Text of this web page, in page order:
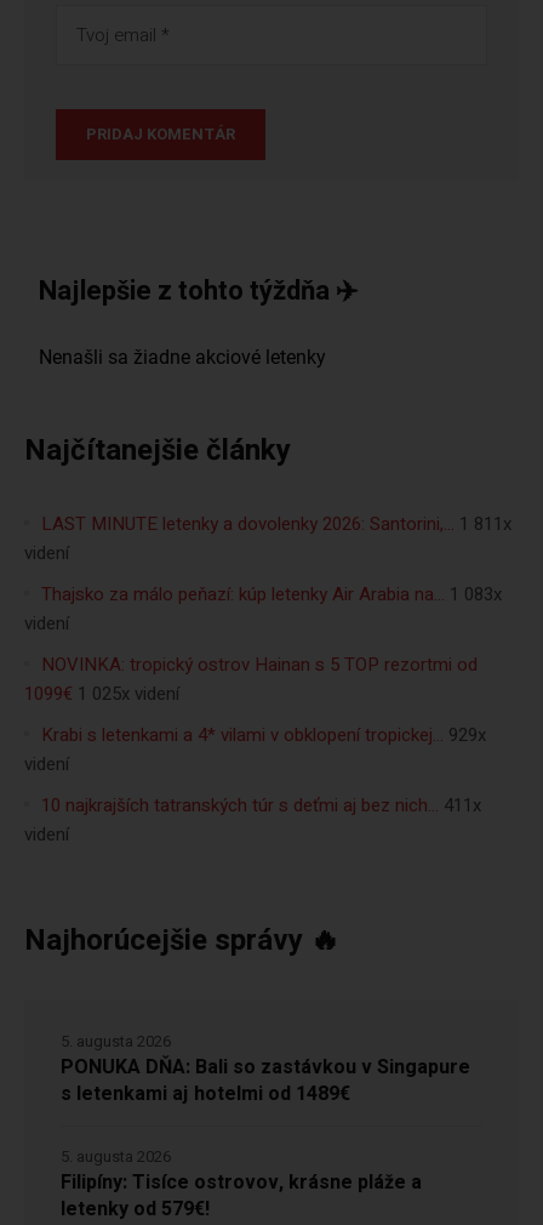
Najlepšie z tohto týždňa ✈️
Najčítanejšie články
LAST MINUTE letenky a dovolenky 2026: Santorini,… 1 811x
videní
Thajsko za málo peňazí: kúp letenky Air Arabia na… 1 083x
videní
NOVINKA: tropický ostrov Hainan s 5 TOP rezortmi od
1099€ 1 025x videní
Krabi s letenkami a 4* vilami v obklopení tropickej… 929x
videní
10 najkrajších tatranských túr s deťmi aj bez nich… 411x
videní
Najhorúcejšie správy 🔥
PONUKA DŇA: Bali so zastávkou v Singapure
s letenkami aj hotelmi od 1489€
5. augusta 2026
Filipíny: Tisíce ostrovov, krásne pláže a
letenky od 579€!
5. augusta 2026